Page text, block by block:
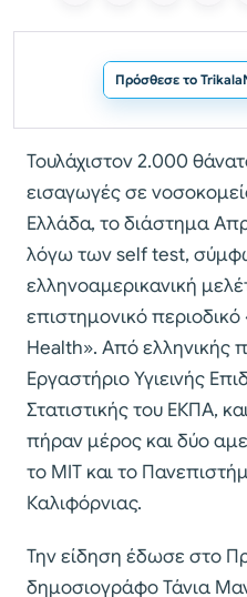
Πρόσθεσε το
Τουλάχιστον 2.000
εισαγωγές σε
Ελλάδα, το διάστημα
λόγω των self test,
ελληνοαμερικανική
επιστημονικό
Health». Από ελληνικής
Εργαστήριο Υγιεινής
Στατιστικής του ΕΚΠΑ,
πήραν μέρος και δύο
το MIT και το
Καλιφόρνιας.
Την είδηση έδωσε στο
δημοσιογράφο Τάνια